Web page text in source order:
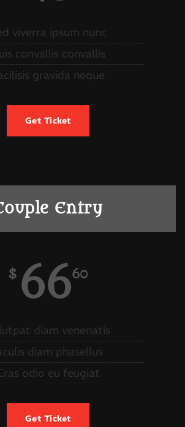
viverra ipsum nunc
convallis convallis
gravida neque
Get Ticket
Entry
$ 6660
diam venenatis
diam phasellus
odio eu feugiat
Get Ticket